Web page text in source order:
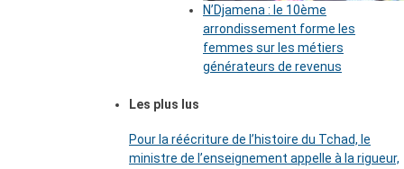
N’Djamena : le 10ème
arrondissement forme les
femmes sur les métiers
générateurs de revenus
Les plus lus
Pour la réécriture de l’histoire du Tchad, le
ministre de l’enseignement appelle à la rigueur,